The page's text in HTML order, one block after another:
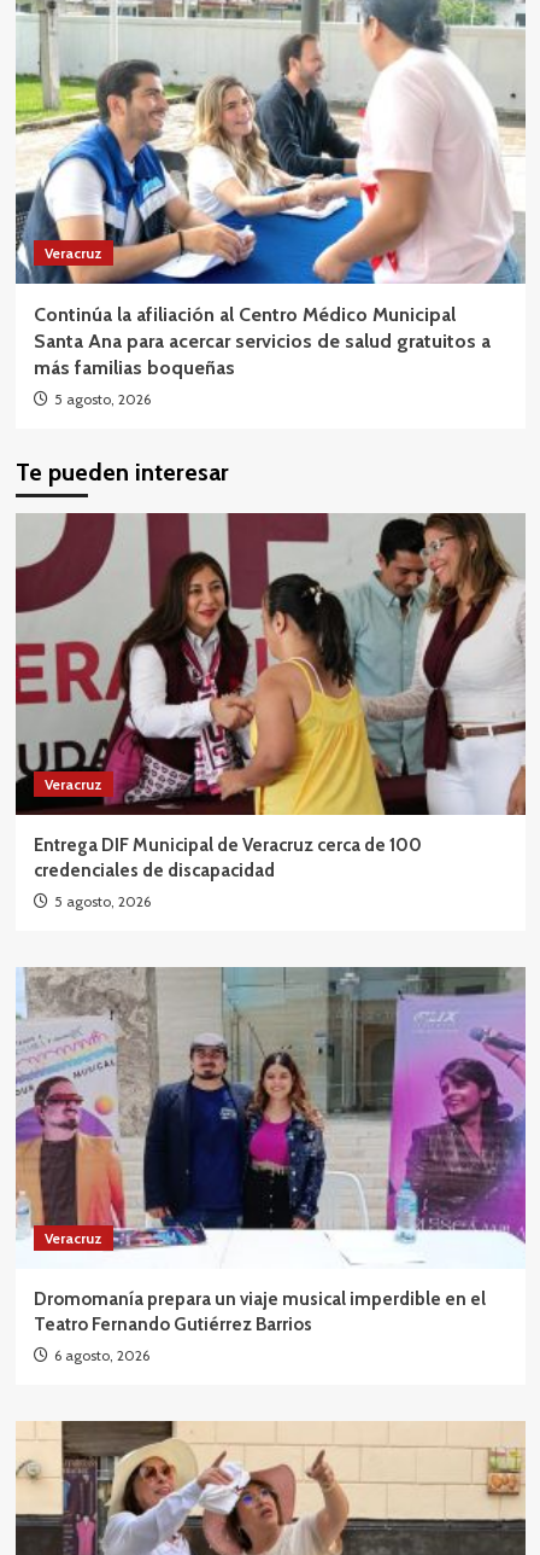
Veracruz
Continúa la afiliación al Centro Médico Municipal
Santa Ana para acercar servicios de salud gratuitos a
más familias boqueñas
5 agosto, 2026
Te pueden interesar
Veracruz
Entrega DIF Municipal de Veracruz cerca de 100
credenciales de discapacidad
5 agosto, 2026
Veracruz
Dromomanía prepara un viaje musical imperdible en el
Teatro Fernando Gutiérrez Barrios
6 agosto, 2026